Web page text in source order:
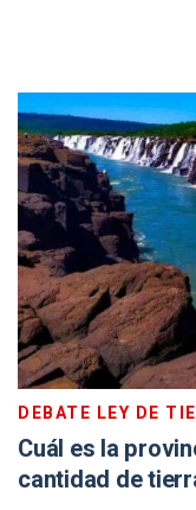
DEBATE LEY DE
Cuál es la
cantidad de